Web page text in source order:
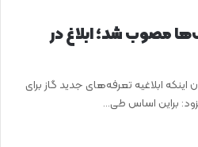
مصوب شد؛ ابلاغ در
اینکه ابلاغیه تعرفه‌های جدید گاز برای
براین اساس طی…